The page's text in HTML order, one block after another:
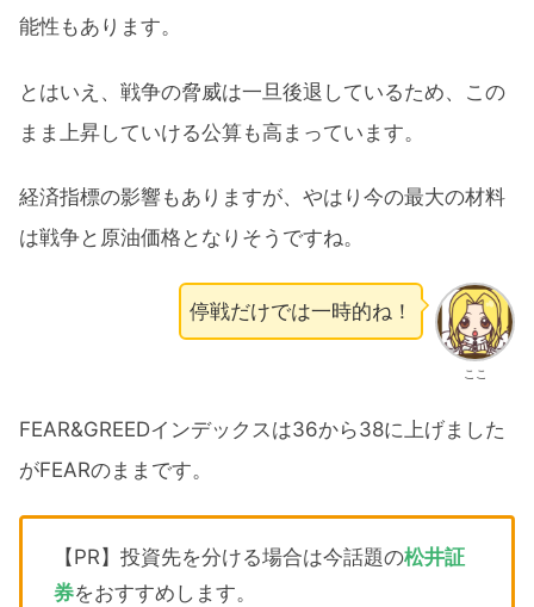
能性もあります。
とはいえ、戦争の脅威は一旦後退しているため、この
まま上昇していける公算も高まっています。
経済指標の影響もありますが、やはり今の最大の材料
は戦争と原油価格となりそうですね。
ここ
停戦だけでは一時的ね！
FEAR&GREEDインデックスは36から38に上げました
がFEARのままです。
【PR】投資先を分ける場合は今話題の松井証
券をおすすめします。